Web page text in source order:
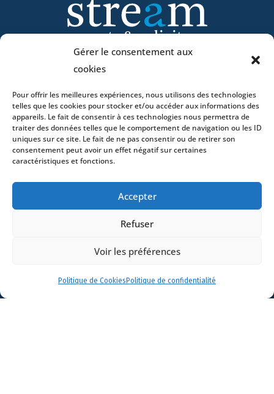
Gérer le consentement aux
cookies
Pour offrir les meilleures expériences, nous utilisons des technologies
telles que les cookies pour stocker et/ou accéder aux informations des
appareils. Le fait de consentir à ces technologies nous permettra de
traiter des données telles que le comportement de navigation ou les ID
uniques sur ce site. Le fait de ne pas consentir ou de retirer son
consentement peut avoir un effet négatif sur certaines
caractéristiques et fonctions.
Accepter
Refuser
Voir les préférences
Politique de Cookies Politique de confidentialité
ADN
Activités
Avocats
Bureaux
Actualités
Contact
- 4 square Édouard VII – 75009 Paris – France –
+33 (0)1 53 76 91 00
- 15 quai Lamandé –